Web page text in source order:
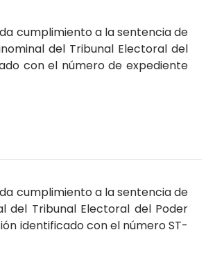
cumplimiento a la sentencia de
del Tribunal Electoral del
con el número de expediente
cumplimiento a la sentencia de
del Tribunal Electoral del Poder
identificado con el número ST-